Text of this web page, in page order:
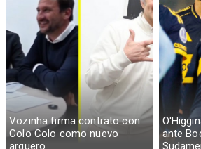
Vozinha firma contrato con
Colo Colo como nuevo
arquero
ante